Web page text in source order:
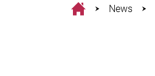
HomeNews